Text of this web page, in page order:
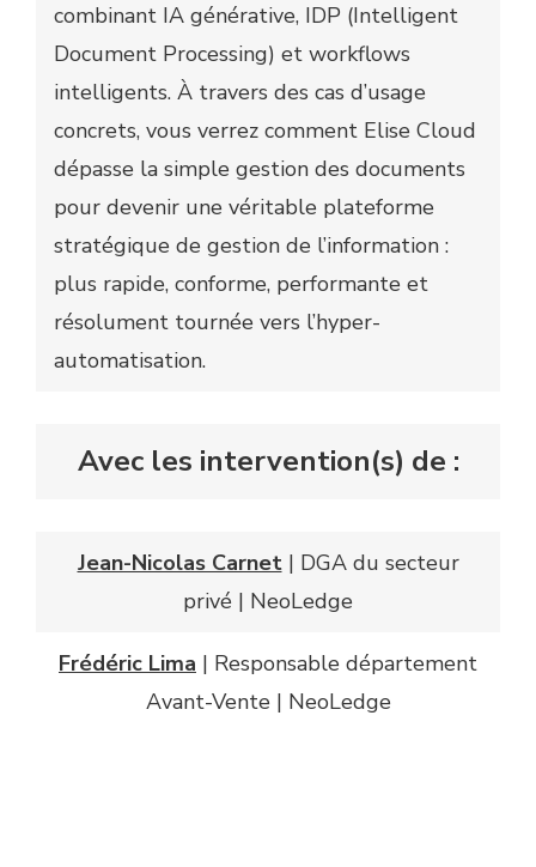
combinant IA générative, IDP (Intelligent
Document Processing) et workflows
intelligents. À travers des cas d’usage
concrets, vous verrez comment Elise Cloud
dépasse la simple gestion des documents
pour devenir une véritable plateforme
stratégique de gestion de l’information :
plus rapide, conforme, performante et
résolument tournée vers l’hyper-
automatisation.
Avec les intervention(s) de :
Jean-Nicolas Carnet| DGA du secteur
privé | NeoLedge
Frédéric Lima | Responsable département
Avant-Vente | NeoLedge